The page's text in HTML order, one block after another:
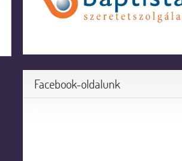
Facebook-oldalunk